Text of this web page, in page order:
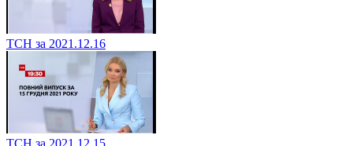
ТСН за 2021.12.16
ТСН за 2021.12.15